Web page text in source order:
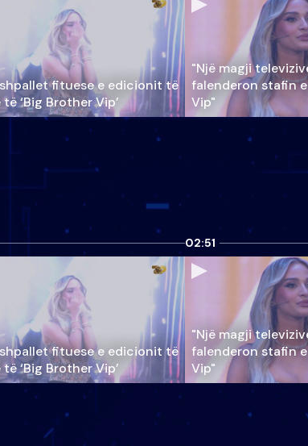
fituese e edicionit të
‘Big Brother Vip’
"Një magji
falenderon stafin
Vip"
fituese e edicionit të
‘Big Brother Vip’
02:51
"Një magji
falenderon stafin
Vip"